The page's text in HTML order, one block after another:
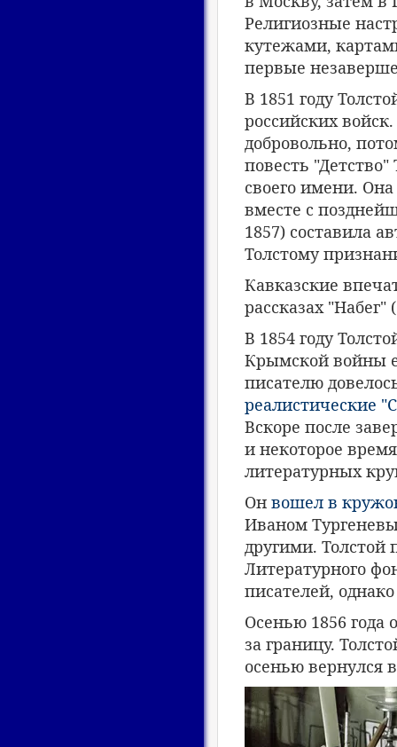
Религиозные
кутежами,
первые
В 1851 году
российских
добровольно,
повесть
своего имени.
вместе с
1857) составила
Толстому
Кавказские
рассказах "Набег"
В 1854 году
Крымской войны
писателю
реалистические
Вскоре после
и некоторое
литературных
Он вошел в
Иваном
другими. Толстой
Литературного
писателей,
Осенью 1856 года
за границу.
осенью вернулся